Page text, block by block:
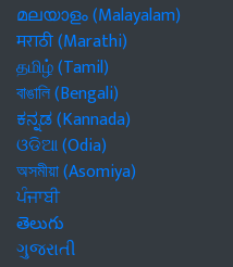
മലയാളം (Malayalam)
मराठी (Marathi)
தமிழ் (Tamil)
বাঙালি (Bengali)
ಕನ್ನಡ (Kannada)
ଓଡିଆ (Odia)
অসমীয়া (Asomiya)
ਪੰਜਾਬੀ
తెలుగు
ગુજરાતી